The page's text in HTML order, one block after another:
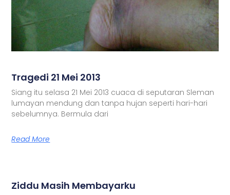
Tragedi 21 Mei 2013
Siang itu selasa 21 Mei 2013 cuaca di seputaran Sleman
lumayan mendung dan tanpa hujan seperti hari-hari
sebelumnya. Bermula dari
Read More
Ziddu Masih Membayarku